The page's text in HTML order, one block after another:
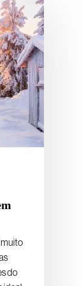
muito
do